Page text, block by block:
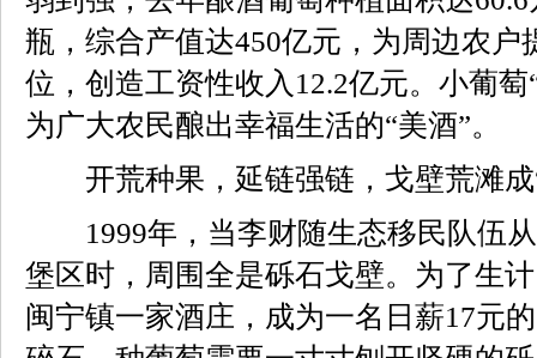
瓶，综合产值达450亿元，为周边农户
位，创造工资性收入12.2亿元。小葡
为广大农民酿出幸福生活的“美酒”。
开荒种果，延链强链，戈壁荒滩成
1999年，当李财随生态移民队伍从
堡区时，周围全是砾石戈壁。为了生
闽宁镇一家酒庄，成为一名日薪17元